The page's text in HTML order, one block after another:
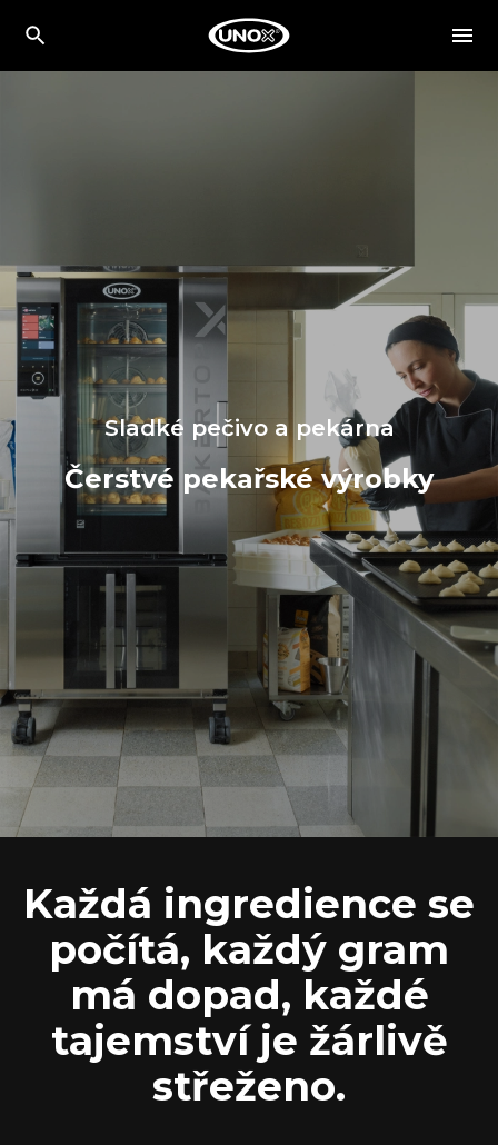
Sladké pečivo a pekárna
Čerstvé pekařské výrobky
Každá ingredience se
počítá, každý gram
má dopad, každé
tajemství je žárlivě
střeženo.